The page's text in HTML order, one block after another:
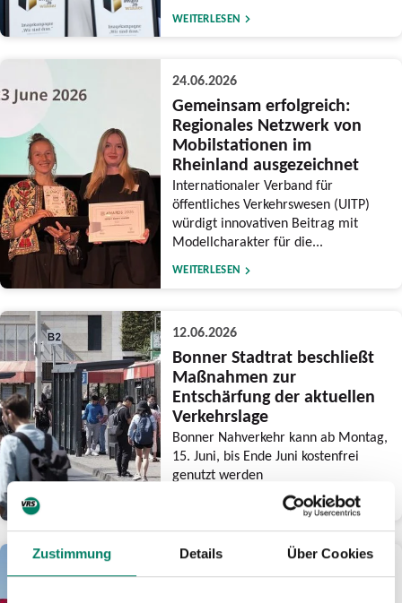
Zustimmung Details Über Cookies
WEITERLESEN
24.06.2026
Gemeinsam erfolgreich:
Regionales Netzwerk von
Mobilstationen im
Rheinland ausgezeichnet
Internationaler Verband für
öffentliches Verkehrswesen (UITP)
würdigt innovativen Beitrag mit
Modellcharakter für die...
WEITERLESEN
12.06.2026
Bonner Stadtrat beschließt
Maßnahmen zur
Entschärfung der aktuellen
Verkehrslage
Bonner Nahverkehr kann ab Montag,
15. Juni, bis Ende Juni kostenfrei
genutzt werden
03.06.2026